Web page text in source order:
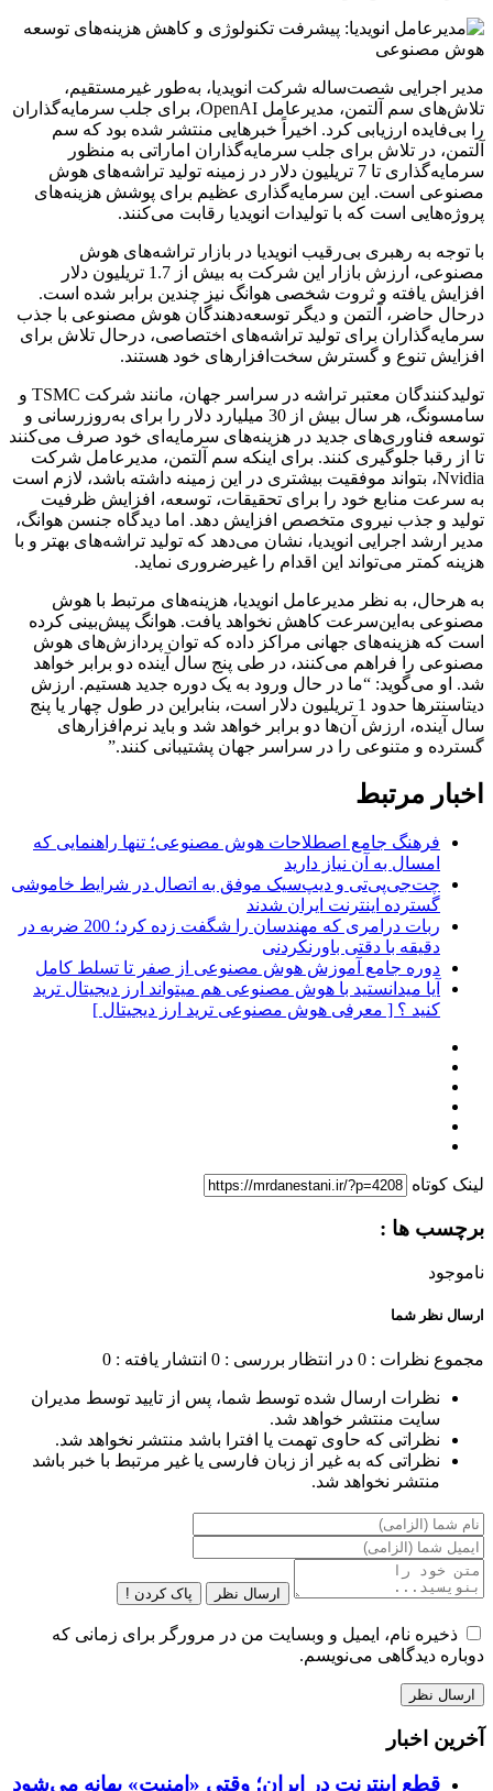
مدیر اجرایی شصت‌ساله شرکت انویدیا، به‌طور غیرمستقیم،
تلاش‌های سم آلتمن، مدیرعامل OpenAI، برای جلب سرمایه‌گذاران
را بی‌فایده ارزیابی کرد. اخیراً خبرهایی منتشر شده بود که سم
آلتمن، در تلاش برای جلب سرمایه‌گذاران اماراتی به منظور
سرمایه‌گذاری تا 7 تریلیون دلار در زمینه تولید تراشه‌های هوش
مصنوعی است. این سرمایه‌گذاری عظیم برای پوشش هزینه‌های
پروژه‌هایی است که با تولیدات انویدیا رقابت می‌کنند.
با توجه به رهبری بی‌رقیب انویدیا در بازار تراشه‌های هوش
مصنوعی، ارزش بازار این شرکت به بیش از 1.7 تریلیون دلار
افزایش یافته و ثروت شخصی هوانگ نیز چندین برابر شده است.
درحال حاضر، آلتمن و دیگر توسعه‌دهندگان هوش مصنوعی با جذب
سرمایه‌گذاران برای تولید تراشه‌های اختصاصی، درحال تلاش برای
افزایش تنوع و گسترش سخت‌افزارهای خود هستند.
تولیدکنندگان معتبر تراشه در سراسر جهان، مانند شرکت TSMC و
سامسونگ، هر سال بیش از 30 میلیارد دلار را برای به‌روزرسانی و
توسعه فناوری‌های جدید در هزینه‌های سرمایه‌ای خود صرف می‌کنند
تا از رقبا جلوگیری کنند. برای اینکه سم آلتمن، مدیرعامل شرکت
Nvidia، بتواند موفقیت بیشتری در این زمینه داشته باشد، لازم است
به سرعت منابع خود را برای تحقیقات، توسعه، افزایش ظرفیت
تولید و جذب نیروی متخصص افزایش دهد. اما دیدگاه جنسن هوانگ،
مدیر ارشد اجرایی انویدیا، نشان می‌دهد که تولید تراشه‌های بهتر و با
هزینه کمتر می‌تواند این اقدام را غیرضروری نماید.
به هرحال، به نظر مدیرعامل انویدیا، هزینه‌های مرتبط با هوش
مصنوعی به‌این‌سرعت کاهش نخواهد یافت. هوانگ پیش‌بینی کرده
است که هزینه‌های جهانی مراکز داده که توان پردازش‌های هوش
مصنوعی را فراهم می‌کنند، در طی پنج سال آینده دو برابر خواهد
شد. او می‌گوید: “ما در حال ورود به یک دوره جدید هستیم. ارزش
دیتاسنترها حدود 1 تریلیون دلار است، بنابراین در طول چهار یا پنج
سال آینده، ارزش آن‌ها دو برابر خواهد شد و باید نرم‌افزارهای
گسترده و متنوعی را در سراسر جهان پشتیبانی کنند.”
اخبار مرتبط
فرهنگ جامع اصطلاحات هوش مصنوعی؛ تنها راهنمایی که
امسال به آن نیاز دارید
چت‌جی‌پی‌تی و دیپ‌سیک موفق به اتصال در شرایط خاموشی
گسترده اینترنت ایران شدند
ربات درامری که مهندسان را شگفت زده کرد؛ 200 ضربه در
دقیقه با دقتی باورنکردنی
دوره جامع آموزش هوش مصنوعی از صفر تا تسلط کامل
آیا میدانستید با هوش مصنوعی هم میتواند ارز دیجیتال ترید
کنید ؟ [ معرفی هوش مصنوعی ترید ارز دیجیتال ]
لینک کوتاه
برچسب ها :
ناموجود
ارسال نظر شما
مجموع نظرات : 0 در انتظار بررسی : 0 انتشار یافته : 0
نظرات ارسال شده توسط شما، پس از تایید توسط مدیران
سایت منتشر خواهد شد.
نظراتی که حاوی تهمت یا افترا باشد منتشر نخواهد شد.
نظراتی که به غیر از زبان فارسی یا غیر مرتبط با خبر باشد
منتشر نخواهد شد.
ارسال نظر پاک کردن !
ذخیره نام، ایمیل و وبسایت من در مرورگر برای زمانی که
دوباره دیدگاهی می‌نویسم.
آخرین اخبار
قطع اینترنت در ایران؛ وقتی «امنیت» بهانه می‌شود